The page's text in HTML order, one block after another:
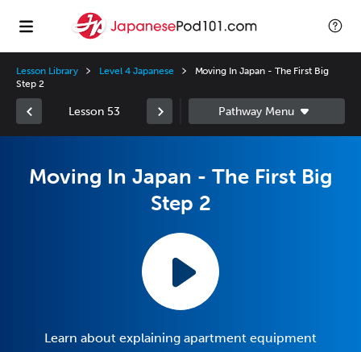
Lesson Library Level 4 Japanese
Moving In Japan - The First Big
Step 2
Lesson 53
Moving In Japan - The First Big
Step 2
Learn about explaining apartment equipment